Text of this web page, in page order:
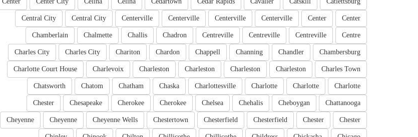
Center
Center
Centerville
Centerville
Centerville
Centerville
Central City
Central City
Centre
Centreville
Centreville
Centreville
Chadron
Challis
Chalmette
Chamberlain
Chambersburg
Chandler
Channing
Chappell
Chardon
Chariton
Charles City
Charles City
Charles Town
Charleston
Charleston
Charleston
Charleston
Charlevoix
Charlotte Court House
Charlotte
Charlotte
Charlotte
Charlottesville
Chaska
Chatham
Chatom
Chatsworth
Chattanooga
Cheboygan
Chehalis
Chelsea
Cherokee
Cherokee
Chesapeake
Chester
Chester
Chester
Chesterfield
Chesterfield
Chestertown
Cheyenne Wells
Cheyenne
Cheyenne